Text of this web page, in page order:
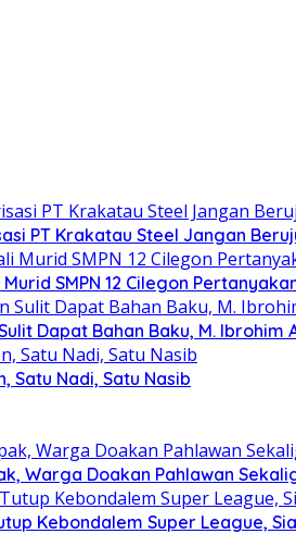
PT Krakatau Steel Jangan
SMPN 12 Cilegon
Dapat Bahan Baku, M.
Satu Nadi, Satu Nasib
Warga Doakan Pahlawan
Kebondalem Super League,